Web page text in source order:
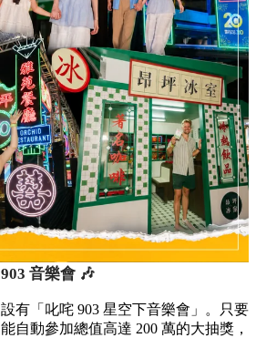
音樂會 🎶
有「叱咤 903 星空下音樂會」。只要
自動參加總值高達 200 萬的大抽獎，